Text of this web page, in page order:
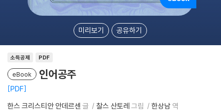
미리보기 공유하기
소득공제 PDF
eBook 인어공주
PDF
한스 크리스티안 안데르센 글 찰스 산토레 그림 한상남 역